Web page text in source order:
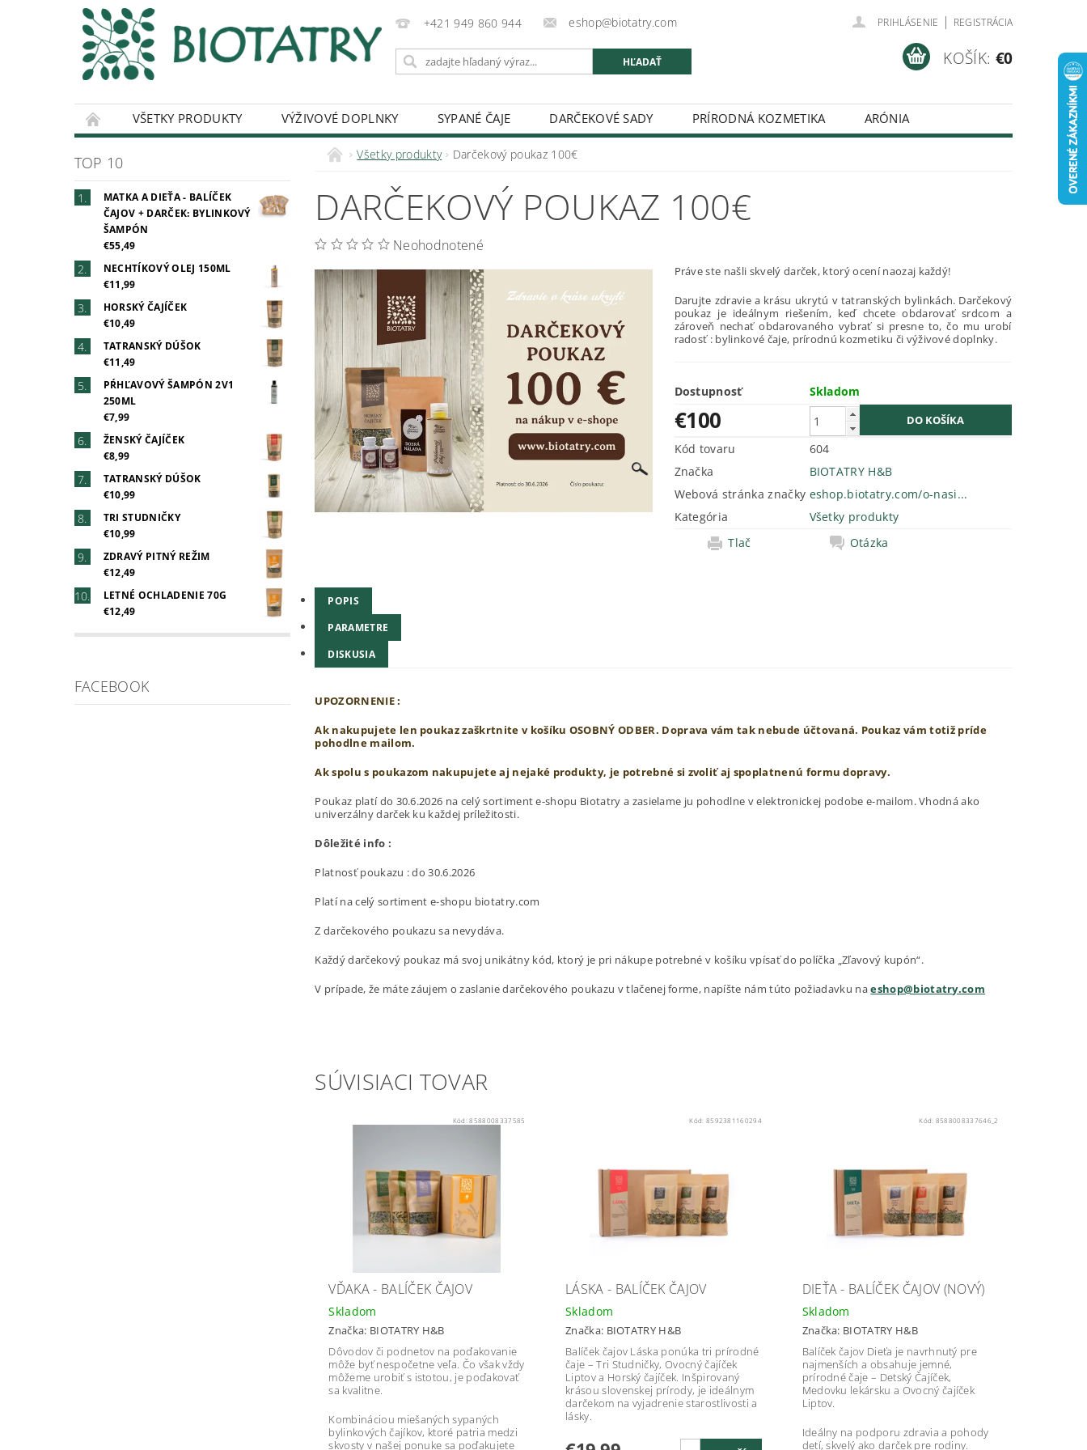
+421 949 860 944 eshop@biotatry.com PRIHLÁSENIE | REGISTRÁCIA
KOŠÍK: €0
VŠETKY PRODUKTY VÝŽIVOVÉ DOPLNKY SYPANÉ ČAJE DARČEKOVÉ SADY PRÍRODNÁ KOZMETIKA
ARÓNIA
DOPRAVA KONTAKT O NÁS
TOP 10
MATKA A DIEŤA - BALÍČEK
ČAJOV + DARČEK: BYLINKOVÝ
ŠAMPÓN
€55,49
NECHTÍKOVÝ OLEJ 150ML
€11,99
HORSKÝ ČAJÍČEK
€10,49
TATRANSKÝ DÚŠOK
€11,49
PŔHĽAVOVÝ ŠAMPÓN 2V1
250ML
€7,99
ŽENSKÝ ČAJÍČEK
€8,99
TATRANSKÝ DÚŠOK
€10,99
TRI STUDNIČKY
€10,99
ZDRAVÝ PITNÝ REŽIM
€12,49
LETNÉ OCHLADENIE 70G
€12,49
FACEBOOK
Všetky produkty Darčekový poukaz 100€
DARČEKOVÝ POUKAZ 100€
Neohodnotené
Práve ste našli skvelý darček, ktorý ocení naozaj každý!
Darujte zdravie a krásu ukrytú v tatranských bylinkách. Darčekový
poukaz je ideálnym riešením, keď chcete obdarovať srdcom a
zároveň nechať obdarovaného vybrať si presne to, čo mu urobí
radosť : bylinkové čaje, prírodnú kozmetiku či výživové doplnky.
Dostupnosť Skladom
€100
Kód tovaru
604
Značka
BIOTATRY H&B
Webová stránka značky eshop.biotatry.com/o-nasi...
Kategória
Všetky produkty
Tlač
Otázka
POPIS
PARAMETRE
DISKUSIA
UPOZORNENIE :
Ak nakupujete len poukaz zaškrtnite v košíku OSOBNÝ ODBER. Doprava vám tak nebude účtovaná. Poukaz vám totiž príde
pohodlne mailom.
Ak spolu s poukazom nakupujete aj nejaké produkty, je potrebné si zvoliť aj spoplatnenú formu dopravy.
Poukaz platí do 30.6.2026 na celý sortiment e-shopu Biotatry a zasielame ju pohodlne v elektronickej podobe e-mailom. Vhodná ako
univerzálny darček ku každej príležitosti.
Dôležité info :
Platnosť poukazu : do 30.6.2026
Platí na celý sortiment e-shopu biotatry.com
Z darčekového poukazu sa nevydáva.
Každý darčekový poukaz má svoj unikátny kód, ktorý je pri nákupe potrebné v košíku vpísať do políčka „Zľavový kupón“.
V prípade, že máte záujem o zaslanie darčekového poukazu v tlačenej forme, napíšte nám túto požiadavku naeshop@biotatry.com
SÚVISIACI TOVAR
Kód:8588008337585
VĎAKA - BALÍČEK ČAJOV
Skladom
Značka: BIOTATRY H&B
Dôvodov či podnetov na poďakovanie
môže byť nespočetne veľa. Čo však vždy
môžeme urobiť s istotou, je poďakovať
sa kvalitne.
Kombináciou miešaných sypaných
bylinkových čajíkov, ktoré patria medzi
skvosty v našej ponuke sa poďakujete
Kód: 8592381160294
LÁSKA - BALÍČEK ČAJOV
Skladom
Značka: BIOTATRY H&B
Balíček čajov Láska ponúka tri prírodné
čaje – Tri Studničky, Ovocný čajíček
Liptov a Horský čajíček. Inšpirovaný
krásou slovenskej prírody, je ideálnym
darčekom na vyjadrenie starostlivosti a
lásky.
Kód: 8588008337646_2
DIEŤA - BALÍČEK ČAJOV (NOVÝ)
Skladom
Značka: BIOTATRY H&B
Balíček čajov Dieťa je navrhnutý pre
najmenších a obsahuje jemné,
prírodné čaje – Detský Čajíček,
Medovku lekársku a Ovocný čajíček
Liptov.
Ideálny na podporu zdravia a pohody
detí, skvelý ako darček pre rodiny.